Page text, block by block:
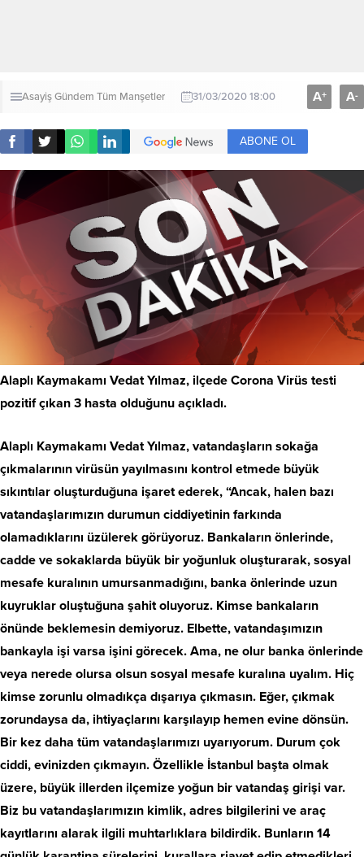
AsayişGündem Tüm Manşetler 31/03/2020 18:00 A+ A-
ABONE OL
Alaplı Kaymakamı Vedat Yılmaz, ilçede Corona Virüs testi
pozitif çıkan 3 hasta olduğunu açıkladı.
Alaplı Kaymakamı Vedat Yılmaz, vatandaşların sokağa
çıkmalarının virüsün yayılmasını kontrol etmede büyük
sıkıntılar oluşturduğuna işaret ederek, “Ancak, halen bazı
vatandaşlarımızın durumun ciddiyetinin farkında
olamadıklarını üzülerek görüyoruz. Bankaların önlerinde,
cadde ve sokaklarda büyük bir yoğunluk oluşturarak, sosyal
mesafe kuralının umursanmadığını, banka önlerinde uzun
kuyruklar oluştuğuna şahit oluyoruz. Kimse bankaların
önünde beklemesin demiyoruz. Elbette, vatandaşımızın
bankayla işi varsa işini görecek. Ama, ne olur banka önlerinde
veya nerede olursa olsun sosyal mesafe kuralına uyalım. Hiç
kimse zorunlu olmadıkça dışarıya çıkmasın. Eğer, çıkmak
zorundaysa da, ihtiyaçlarını karşılayıp hemen evine dönsün.
Bir kez daha tüm vatandaşlarımızı uyarıyorum. Durum çok
ciddi, evinizden çıkmayın. Özellikle İstanbul başta olmak
üzere, büyük illerden ilçemize yoğun bir vatandaş girişi var.
Biz bu vatandaşlarımızın kimlik, adres bilgilerini ve araç
kayıtlarını alarak ilgili muhtarlıklara bildirdik. Bunların 14